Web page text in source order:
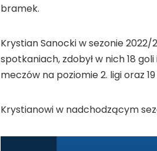
bramek.
Krystian Sanocki w sezonie 2022/
spotkaniach, zdobył w nich 18
meczów na poziomie 2. ligi oraz 19
Krystianowi w nadchodzącym